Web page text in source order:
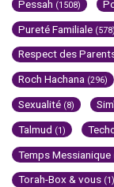
Pessah (1508)
Pureté Familiale (578)
Respect des
Roch Hachana (296)
Sexualité (8)
Talmud (1)
Temps Messianique
Torah-Box & vous (1)